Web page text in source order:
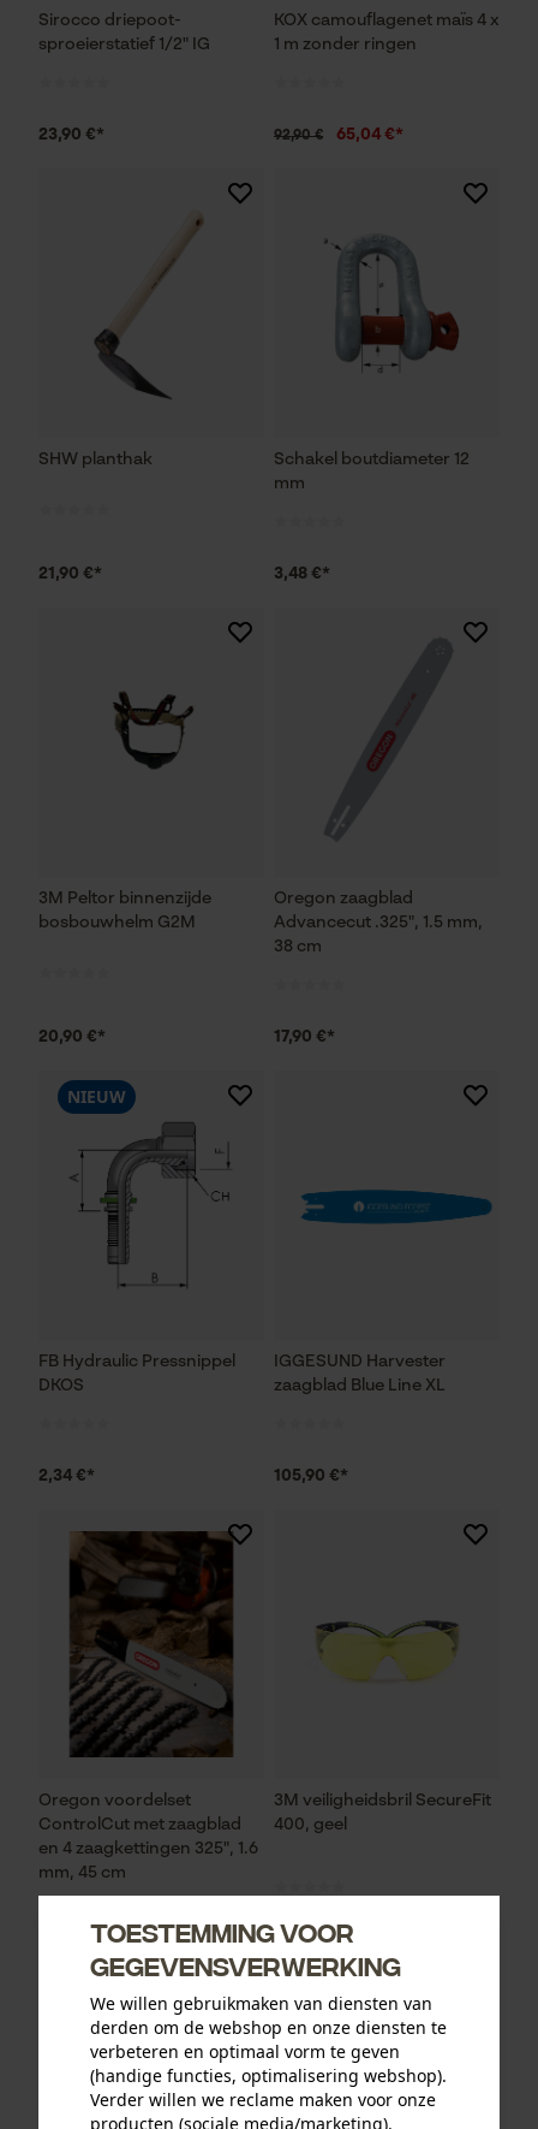
Sirocco driepoot-
sproeierstatief 1/2" IG
23,90 €*
KOX camouflagenet maïs 4 x
1 m zonder ringen
92,90 € 65,04 €*
SHW planthak
21,90 €*
Schakel boutdiameter 12
mm
3,48 €*
3M Peltor binnenzijde
bosbouwhelm G2M
20,90 €*
Oregon zaagblad
Advancecut .325", 1.5 mm,
38 cm
17,90 €*
FB Hydraulic Pressnippel
DKOS
NIEUW
2,34 €*
IGGESUND Harvester
zaagblad Blue Line XL
105,90 €*
Oregon voordelset
ControlCut met zaagblad
en 4 zaagkettingen 325", 1.6
mm, 45 cm
93,73 €*
3M veiligheidsbril SecureFit
400, geel
12,90 €*
Toestemming voor
gegevensverwerking
We willen gebruikmaken van diensten van
derden om de webshop en onze diensten te
verbeteren en optimaal vorm te geven
(handige functies, optimalisering webshop).
Verder willen we reclame maken voor onze
producten (sociale media/marketing).